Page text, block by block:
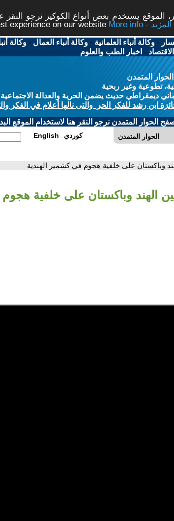
الموقع يستخدم بعض أنواع الكوكيز نرجو
experience on our website
More info - المزيد
-وكالة أنباء العلمانية -وكالة أنباء العمال -وكالة
الاقتصاد - اخبار الطب والعلوم
المتمدن
تطوعية وغير ربحية
ديمقراطي حديث يضمن الحرية والعدالة الاجتماعية
ابن رشد للفكر الحر والتى نالها أعلام في الفكر
الحوار المتمدن نرجو النقر هنا لاستخدام الموقع
الحوار المتمدن English كوردي
وباكستان على خلفية هجوم في كشمير الهندية
الهند وباكستان على خلفية